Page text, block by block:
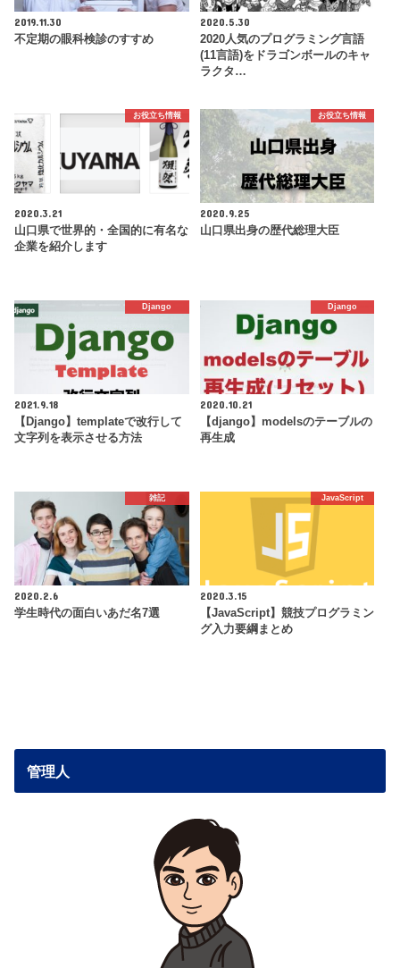
2019.11.30
不定期の眼科検診のすすめ
2020.5.30
2020人気のプログラミング言語
(11言語)をドラゴンボールのキャ
ラクタ…
お役立ち情報
2020.3.21
山口県で世界的・全国的に有名な
企業を紹介します
お役立ち情報
2020.9.25
山口県出身の歴代総理大臣
Django
2021.9.18
【Django】templateで改行して
文字列を表示させる方法
Django
2020.10.21
【django】modelsのテーブルの
再生成
雑記
2020.2.6
学生時代の面白いあだ名7選
JavaScript
2020.3.15
【JavaScript】競技プログラミン
グ入力要綱まとめ
管理人